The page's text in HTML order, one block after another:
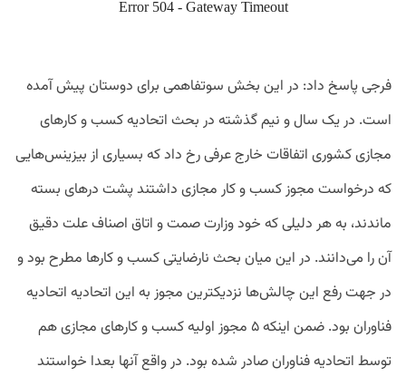
فرجی پاسخ داد: در این بخش سوتفاهمی برای دوستان پیش آمده
است. در یک سال و نیم گذشته در بحث اتحادیه کسب و کارهای
مجازی کشوری اتفاقات خارج عرفی رخ داد که بسیاری از بیزینس‌هایی
که درخواست مجوز کسب و کار مجازی داشتند پشت درهای بسته
ماندند، به هر دلیلی که خود وزارت صمت و اتاق اصناف علت دقیق
آن را می‌دانند. در این میان بحث نارضایتی کسب و کارها مطرح بود و
در جهت رفع این چالش‌ها نزدیکترین مجوز به این اتحادیه اتحادیه
فناوران بود. ضمن اینکه ۵ مجوز اولیه کسب و کارهای مجازی هم
توسط اتحادیه فناوران صادر شده بود. در واقع آنها بعدا خواستند